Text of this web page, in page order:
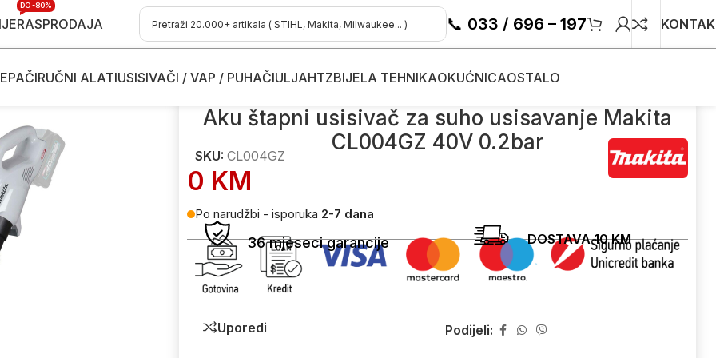
RASPRODAJA
DO -80%
📞 033 / 696 – 197
RUČNI ALATIUSISIVAČI / VAP / PUHAČIULJAHTZBIJELA TEHNIKAOKUĆNICAOSTALO
za suho usisavanje Aku štapni usisivač za suho usisavanje Makita CL004GZ 40V 0.2bar
Aku štapni usisivač za suho usisavanje Makita
CL004GZ 40V 0.2bar
SKU: CL004GZ
0 KM
Po narudžbi - isporuka 2-7 dana
36 mjeseci garancije DOSTAVA 10 KM
Uporedi Podijeli: